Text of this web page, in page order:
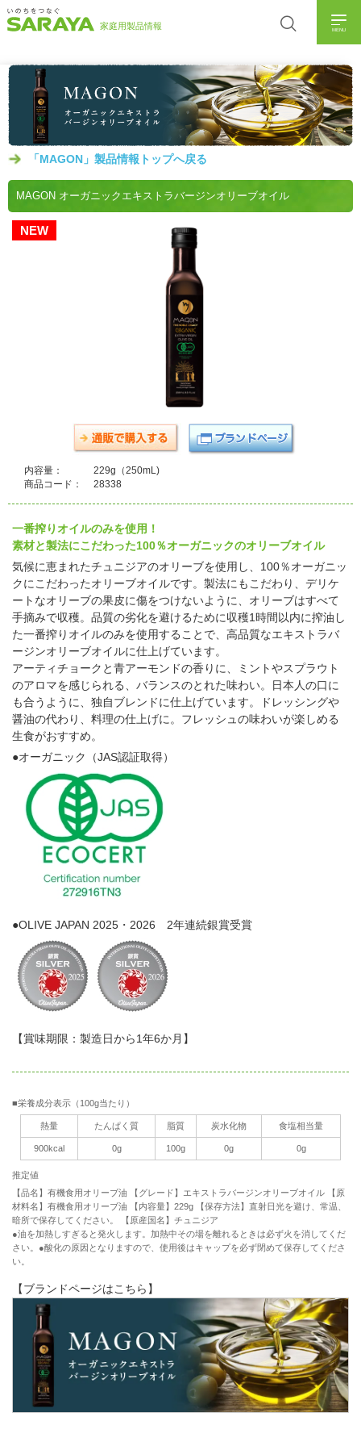
MENU
「MAGON」製品情報トップへ戻る
MAGON オーガニックエキストラバージンオリーブオイル
NEW
内容量：
229g（250mL)
商品コード：
28338
一番搾りオイルのみを使用！
素材と製法にこだわった100％オーガニックのオリーブオイル
気候に恵まれたチュニジアのオリーブを使用し、100％オーガニッ
クにこだわったオリーブオイルです。製法にもこだわり、デリケ
ートなオリーブの果皮に傷をつけないように、オリーブはすべて
手摘みで収穫。品質の劣化を避けるために収穫1時間以内に搾油し
た一番搾りオイルのみを使用することで、高品質なエキストラバ
ージンオリーブオイルに仕上げています。
アーティチョークと青アーモンドの香りに、ミントやスプラウト
のアロマを感じられる、バランスのとれた味わい。日本人の口に
も合うように、独自ブレンドに仕上げています。ドレッシングや
醤油の代わり、料理の仕上げに。フレッシュの味わいが楽しめる
生食がおすすめ。
●オーガニック（JAS認証取得）
●OLIVE JAPAN 2025・2026 2年連続銀賞受賞
【賞味期限：製造日から1年6か月】
■栄養成分表示（100g当たり）
熱量 たんぱく質 脂質 炭水化物 食塩相当量
900kcal 0g 100g 0g 0g
推定値
【品名】有機食用オリーブ油 【グレード】エキストラバージンオリーブオイル 【原
材料名】有機食用オリーブ油 【内容量】229g 【保存方法】直射日光を避け、常温、
暗所で保存してください。 【原産国名】チュニジア
●油を加熱しすぎると発火します。加熱中その場を離れるときは必ず火を消してくだ
さい。●酸化の原因となりますので、使用後はキャップを必ず閉めて保存してくださ
い。
【ブランドページはこちら】